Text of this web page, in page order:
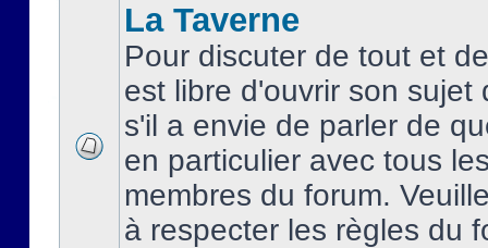
La Taverne
Pour discuter de tout et
est libre d'ouvrir son sujet
s'il a envie de parler de
en particulier avec tous
membres du forum.
à respecter les règles du